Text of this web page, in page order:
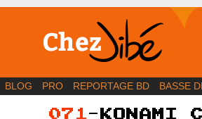
BD | Illustration | Blog
BLOG PRO REPORTAGE BD BASSE